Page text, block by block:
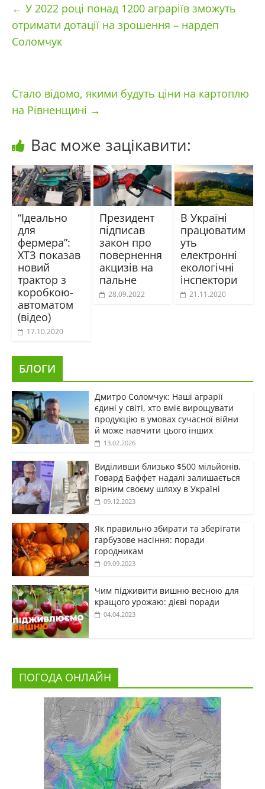
← У 2022 році понад 1200 аграріїв зможуть
отримати дотації на зрошення – нардеп
Соломчук
Стало відомо, якими будуть ціни на картоплю
на Рівненщині →
Вас може зацікавити:
“Ідеально
для
фермера”:
ХТЗ показав
новий
трактор з
коробкою-
автоматом
(відео)
17.10.2020
Президент
підписав
закон про
повернення
акцизів на
пальне
28.09.2022
В Україні
працюватим
уть
електронні
екологічні
інспектори
21.11.2020
БЛОГИ
Дмитро Соломчук: Наші аграрії
єдині у світі, хто вміє вирощувати
продукцію в умовах сучасної війни
й може навчити цього інших
13.02.2026
Виділивши близько $500 мільйонів,
Говард Баффет надалі залишається
вірним своєму шляху в Україні
09.12.2023
Як правильно збирати та зберігати
гарбузове насіння: поради
городникам
09.09.2023
Чим підживити вишню весною для
кращого урожаю: дієві поради
04.04.2023
ПОГОДА ОНЛАЙН